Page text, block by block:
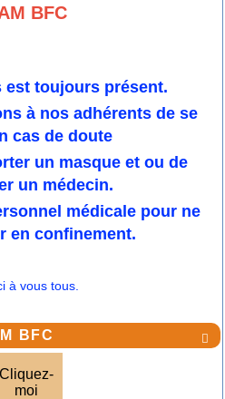
BFC
est toujours présent.
à nos adhérents de se
cas de doute
un masque et ou de
un médecin.
médicale pour ne
en confinement.
à vous tous.

BFC
Cliquez-
moi